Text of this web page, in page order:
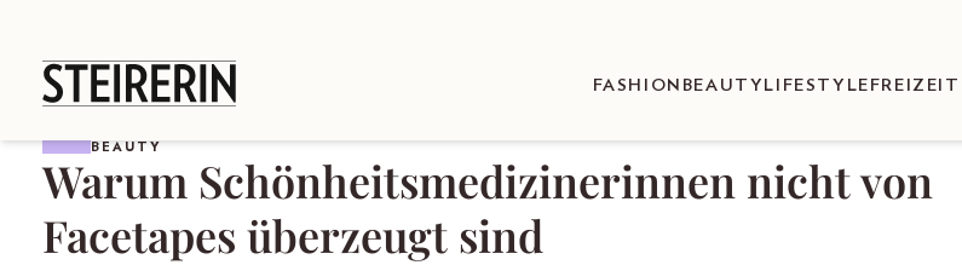
FASHION BEAUTY LIFESTYLE FREIZEIT
BEAUTY
Warum Schönheitsmedizinerinnen nicht von
Facetapes überzeugt sind